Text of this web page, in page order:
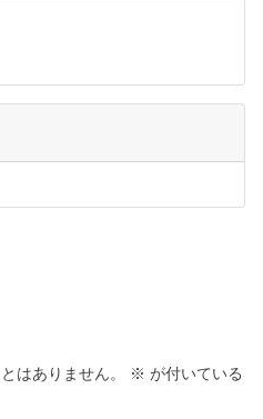
はありません。 ※ が付いている